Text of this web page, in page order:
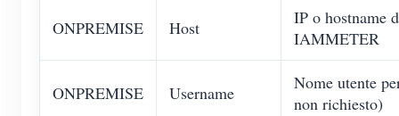
ONPREMISE Host
IP o hostname
IAMMETER
ONPREMISE Username
Nome utente
non richiesto)